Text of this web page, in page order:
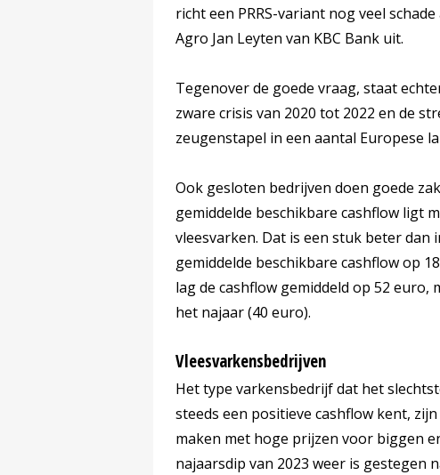
richt een PRRS-variant nog veel
Agro Jan Leyten van KBC Bank uit.
Tegenover de goede vraag, staat
zware crisis van 2020 tot 2022 en de
zeugenstapel in een aantal Europese
Ook gesloten bedrijven doen goede
gemiddelde beschikbare cashflow ligt
vleesvarken. Dat is een stuk beter dan
gemiddelde beschikbare cashflow op
lag de cashflow gemiddeld op 52 euro,
het najaar (40 euro).
Vleesvarkensbedrijven
Het type varkensbedrijf dat het
steeds een positieve cashflow kent,
maken met hoge prijzen voor biggen
najaarsdip van 2023 weer is gestegen